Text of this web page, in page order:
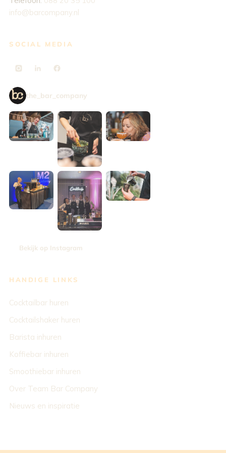
info@barcompany.nl
SOCIAL MEDIA
the_bar_company
Bekijk op Instagram
HANDIGE LINKS
Cocktailbar huren
Cocktailshaker huren
Barista inhuren
Koffiebar inhuren
Smoothiebar inhuren
Over Team Bar Company
Nieuws en inspiratie